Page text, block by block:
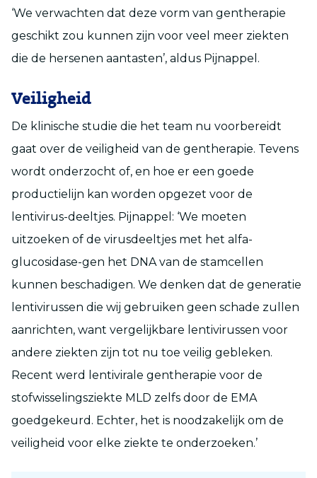
‘We verwachten dat deze vorm van gentherapie
geschikt zou kunnen zijn voor veel meer ziekten
die de hersenen aantasten’, aldus Pijnappel.
Veiligheid
De klinische studie die het team nu voorbereidt
gaat over de veiligheid van de gentherapie. Tevens
wordt onderzocht of, en hoe er een goede
productielijn kan worden opgezet voor de
lentivirus-deeltjes. Pijnappel: ‘We moeten
uitzoeken of de virusdeeltjes met het alfa-
glucosidase-gen het DNA van de stamcellen
kunnen beschadigen. We denken dat de generatie
lentivirussen die wij gebruiken geen schade zullen
aanrichten, want vergelijkbare lentivirussen voor
andere ziekten zijn tot nu toe veilig gebleken.
Recent werd lentivirale gentherapie voor de
stofwisselingsziekte MLD zelfs door de EMA
goedgekeurd. Echter, het is noodzakelijk om de
veiligheid voor elke ziekte te onderzoeken.’